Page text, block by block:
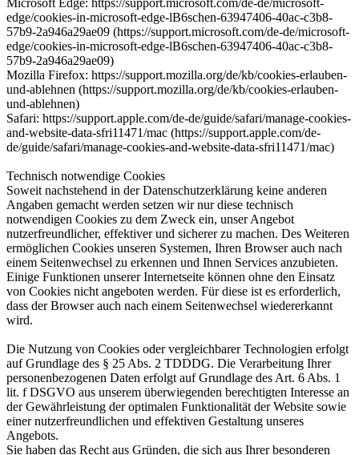
edge/cookies-in-microsoft-edge-lB6schen-63947406-40ac-c3b8-
57b9-2a946a29ae09 (https://support.microsoft.com/de-de/microsoft-
edge/cookies-in-microsoft-edge-lB6schen-63947406-40ac-c3b8-
57b9-2a946a29ae09)
Mozilla Firefox: https://support.mozilla.org/de/kb/cookies-erlauben-
und-ablehnen (https://support.mozilla.org/de/kb/cookies-erlauben-
und-ablehnen)
Safari: https://support.apple.com/de-de/guide/safari/manage-cookies-
and-website-data-sfri11471/mac (https://support.apple.com/de-
de/guide/safari/manage-cookies-and-website-data-sfri11471/mac)
Technisch notwendige Cookies
Soweit nachstehend in der Datenschutzerklärung keine anderen
Angaben gemacht werden setzen wir nur diese technisch
notwendigen Cookies zu dem Zweck ein, unser Angebot
nutzerfreundlicher, effektiver und sicherer zu machen. Des Weiteren
ermöglichen Cookies unseren Systemen, Ihren Browser auch nach
einem Seitenwechsel zu erkennen und Ihnen Services anzubieten.
Einige Funktionen unserer Internetseite können ohne den Einsatz
von Cookies nicht angeboten werden. Für diese ist es erforderlich,
dass der Browser auch nach einem Seitenwechsel wiedererkannt
wird.
Die Nutzung von Cookies oder vergleichbarer Technologien erfolgt
auf Grundlage des § 25 Abs. 2 TDDDG. Die Verarbeitung Ihrer
personenbezogenen Daten erfolgt auf Grundlage des Art. 6 Abs. 1
lit. f DSGVO aus unserem überwiegenden berechtigten Interesse an
der Gewährleistung der optimalen Funktionalität der Website sowie
einer nutzerfreundlichen und effektiven Gestaltung unseres
Angebots.
Sie haben das Recht aus Gründen, die sich aus Ihrer besonderen